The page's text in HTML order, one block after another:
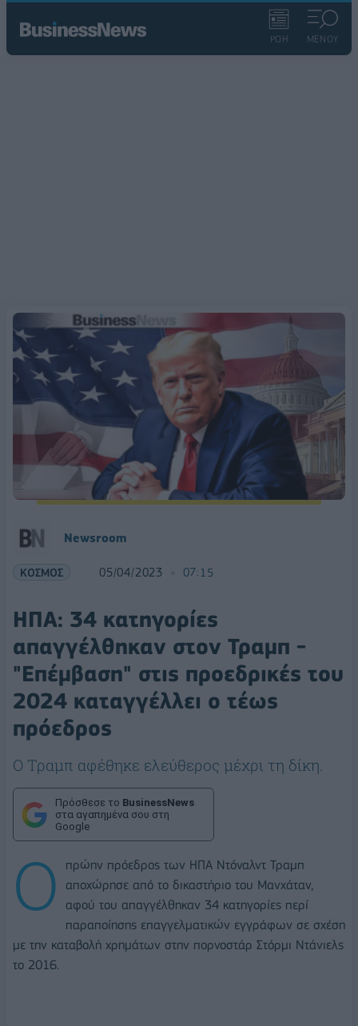
ΡΟΗ ΜΕΝΟΥ
Newsroom
ΚΟΣΜΟΣ 05/04/2023 07:15
ΗΠΑ: 34 κατηγορίες
απαγγέλθηκαν στον Τραμπ -
"Επέμβαση" στις προεδρικές του
2024 καταγγέλλει ο τέως
πρόεδρος
Ο Τραμπ αφέθηκε ελεύθερος μέχρι τη δίκη.
Πρόσθεσε το BusinessNews
στα αγαπημένα σου στη
Google
Ο
πρώην πρόεδρος των ΗΠΑ Ντόναλντ Τραμπ
αποχώρησε από το δικαστήριο του Μανχάταν,
αφού του απαγγέλθηκαν 34 κατηγορίες περί
παραποίησης επαγγελματικών εγγράφων σε σχέση
με την καταβολή χρημάτων στην πορνοστάρ Στόρμι Ντάνιελς
το 2016.